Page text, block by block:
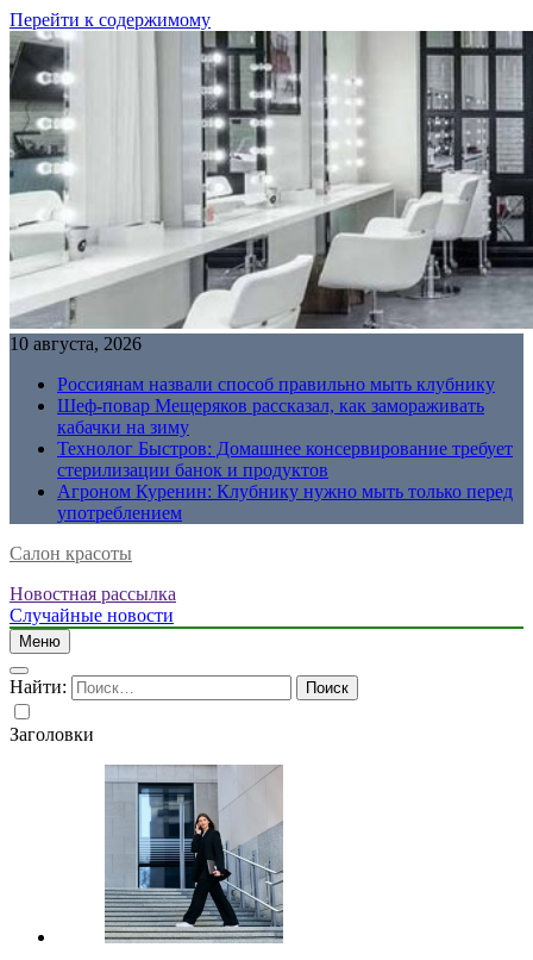
Перейти к содержимому
10 августа, 2026
Россиянам назвали способ правильно мыть клубнику
Шеф-повар Мещеряков рассказал, как замораживать
кабачки на зиму
Технолог Быстров: Домашнее консервирование требует
стерилизации банок и продуктов
Агроном Куренин: Клубнику нужно мыть только перед
употреблением
Салон красоты
Новостная рассылка
Случайные новости
Меню
Найти:
Заголовки